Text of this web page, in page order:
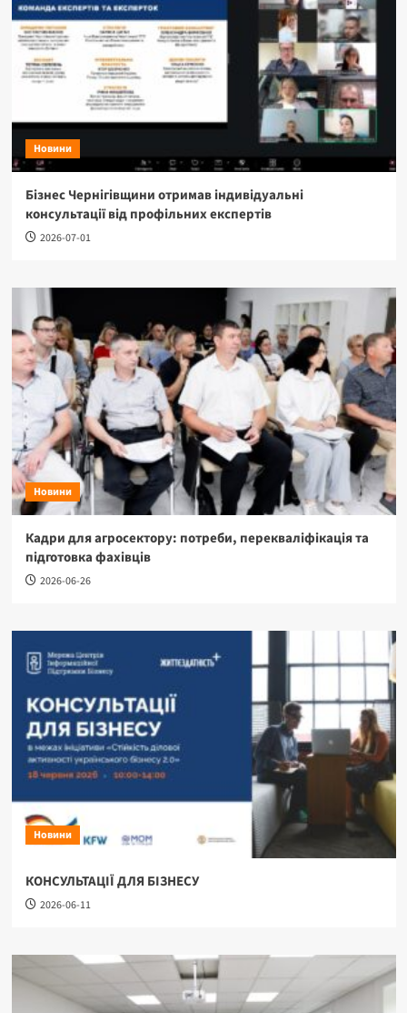
Новини
Бізнес Чернігівщини отримав індивідуальні
консультації від профільних експертів
2026-07-01
Новини
Кадри для агросектору: потреби, перекваліфікація та
підготовка фахівців
2026-06-26
Новини
КОНСУЛЬТАЦІЇ ДЛЯ БІЗНЕСУ
2026-06-11